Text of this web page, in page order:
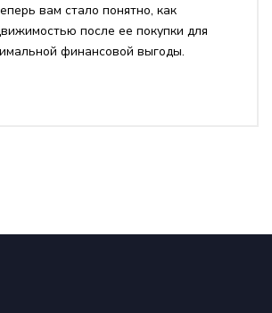
вам стало понятно, как
после ее покупки для
финансовой выгоды.